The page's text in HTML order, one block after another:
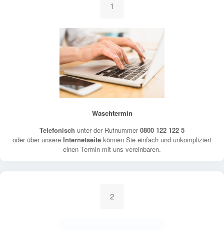
1
Waschtermin
Telefonisch unter der Rufnummer0800 122 122 5
oder über unsere Internetseite können Sie einfach und unkompliziert
einen Termin mit uns vereinbaren.
2